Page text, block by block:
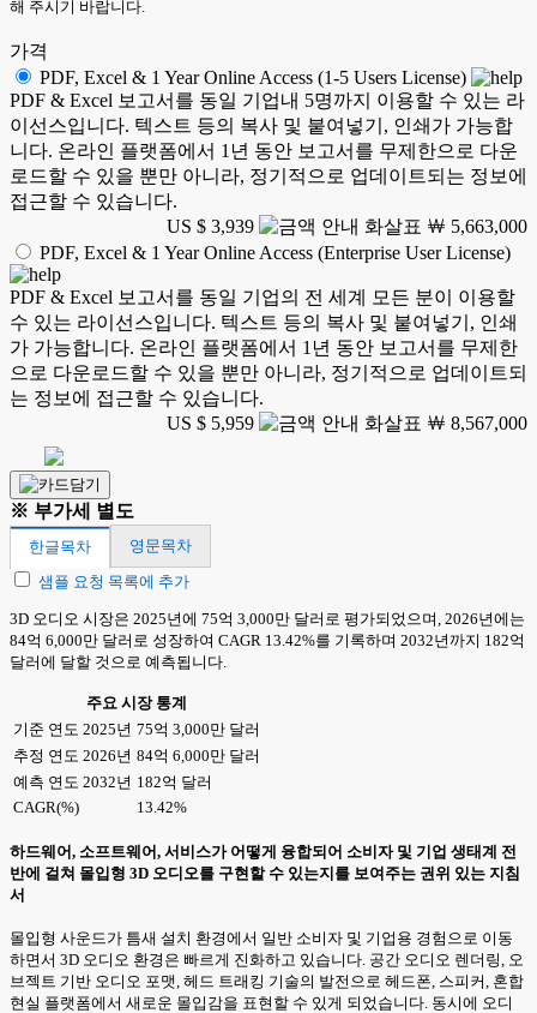
해 주시기 바랍니다.
가격
PDF, Excel & 1 Year Online Access (1-5 Users License)
PDF & Excel 보고서를 동일 기업내 5명까지 이용할 수 있는 라
이선스입니다. 텍스트 등의 복사 및 붙여넣기, 인쇄가 가능합
니다. 온라인 플랫폼에서 1년 동안 보고서를 무제한으로 다운
로드할 수 있을 뿐만 아니라, 정기적으로 업데이트되는 정보에
접근할 수 있습니다.
US $ 3,939
￦ 5,663,000
PDF, Excel & 1 Year Online Access (Enterprise User License)
PDF & Excel 보고서를 동일 기업의 전 세계 모든 분이 이용할
수 있는 라이선스입니다. 텍스트 등의 복사 및 붙여넣기, 인쇄
가 가능합니다. 온라인 플랫폼에서 1년 동안 보고서를 무제한
으로 다운로드할 수 있을 뿐만 아니라, 정기적으로 업데이트되
는 정보에 접근할 수 있습니다.
US $ 5,959
￦ 8,567,000
※ 부가세 별도
한글목차
영문목차
샘플 요청 목록에 추가
3D 오디오 시장은 2025년에 75억 3,000만 달러로 평가되었으며, 2026년에는
84억 6,000만 달러로 성장하여 CAGR 13.42%를 기록하며 2032년까지 182억
달러에 달할 것으로 예측됩니다.
주요 시장 통계
기준 연도 2025년 75억 3,000만 달러
추정 연도 2026년 84억 6,000만 달러
예측 연도 2032년 182억 달러
CAGR(%)
13.42%
하드웨어, 소프트웨어, 서비스가 어떻게 융합되어 소비자 및 기업 생태계 전
반에 걸쳐 몰입형 3D 오디오를 구현할 수 있는지를 보여주는 권위 있는 지침
서
몰입형 사운드가 틈새 설치 환경에서 일반 소비자 및 기업용 경험으로 이동
하면서 3D 오디오 환경은 빠르게 진화하고 있습니다. 공간 오디오 렌더링, 오
브젝트 기반 오디오 포맷, 헤드 트래킹 기술의 발전으로 헤드폰, 스피커, 혼합
현실 플랫폼에서 새로운 몰입감을 표현할 수 있게 되었습니다. 동시에 오디